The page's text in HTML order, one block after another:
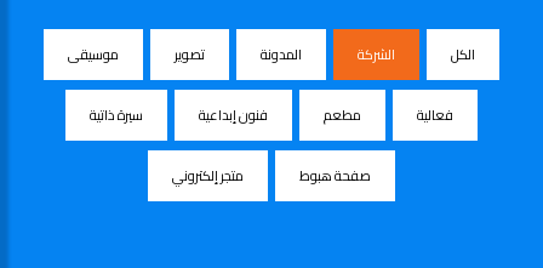
الكل الشركة المدونة تصوير موسيقى
فعالية مطعم فنون إبداعية سيرة ذاتية
صفحة هبوط متجر إلكتروني